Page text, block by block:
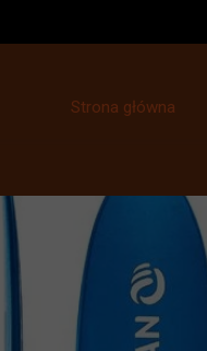
Strona główna